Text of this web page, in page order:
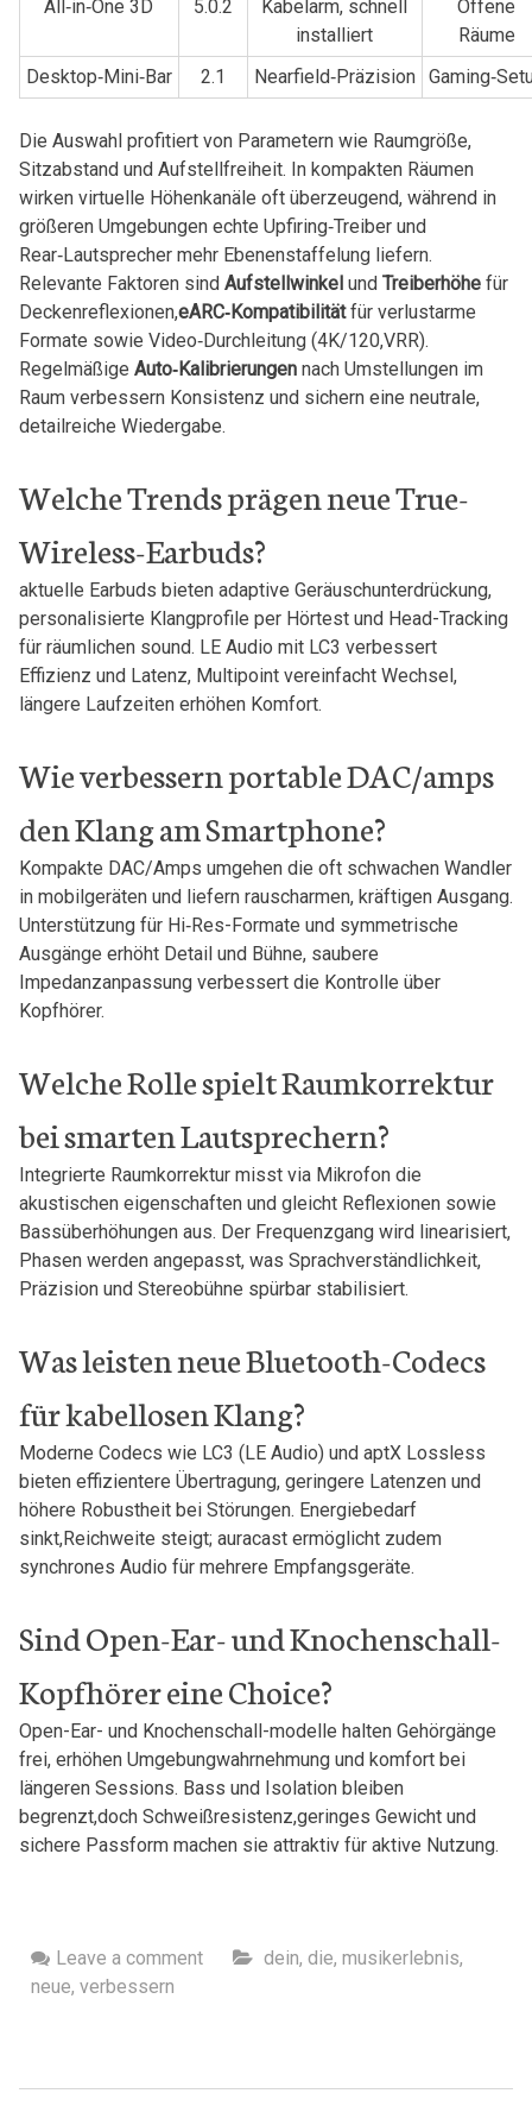
All‑in‑One 3D 5.0.2
Kabelarm, schnell⁢
installiert
Offene
‌Räume
Desktop‑Mini‑Bar
2.1 Nearfield‑Präzision
Die Auswahl profitiert von‌ Parametern ‌wie Raumgröße,
Sitzabstand ⁤und Aufstellfreiheit. In kompakten Räumen
wirken virtuelle ‍Höhenkanäle oft überzeugend, während in
größeren Umgebungen echte ⁢Upfiring‑Treiber und‍
Rear‑Lautsprecher mehr Ebenenstaffelung ⁤liefern.
Relevante⁣ Faktoren sind Aufstellwinkelund Treiberhöhefür
Deckenreflexionen,eARC‑Kompatibilität⁢für verlustarme
‌Formate sowie Video‑Durchleitung (4K/120,VRR).
Regelmäßige Auto‑Kalibrierungen‌nach Umstellungen im
Raum verbessern Konsistenz und sichern eine neutrale,
detailreiche‌ Wiedergabe.
Welche Trends prägen ⁢neue True-
Wireless-Earbuds?
aktuelle⁢ Earbuds bieten adaptive⁤ Geräuschunterdrückung,
personalisierte Klangprofile per Hörtest ​und Head-Tracking
für räumlichen sound. LE Audio mit LC3 verbessert‍
Effizienz‍ und Latenz, ‍Multipoint vereinfacht ⁤Wechsel,
längere Laufzeiten erhöhen‍ Komfort.
Wie verbessern⁣ portable DAC/amps
den Klang am Smartphone?
Kompakte DAC/Amps ‌umgehen die​ oft schwachen Wandler
in mobilgeräten​ und⁣ liefern rauscharmen, kräftigen Ausgang.
Unterstützung für Hi‑Res-Formate und symmetrische
Ausgänge erhöht⁢ Detail und Bühne, saubere⁣
Impedanzanpassung ​verbessert die Kontrolle über
Kopfhörer.
Welche Rolle spielt Raumkorrektur
bei smarten Lautsprechern?
Integrierte Raumkorrektur ⁣misst via Mikrofon⁤ die
akustischen eigenschaften und ⁣gleicht Reflexionen sowie
Bassüberhöhungen aus. ‍Der ⁢Frequenzgang wird linearisiert,
Phasen werden angepasst, was Sprachverständlichkeit,
Präzision und Stereobühne spürbar ‍stabilisiert.
Was leisten neue ​Bluetooth-Codecs‌
für kabellosen Klang?
Moderne Codecs wie LC3⁤ (LE Audio) und aptX Lossless
bieten effizientere Übertragung, geringere Latenzen und⁣
höhere Robustheit ‌bei Störungen. Energiebedarf
sinkt,Reichweite steigt; auracast ermöglicht zudem
synchrones Audio für mehrere⁤ Empfangsgeräte.
Sind Open-Ear- und Knochenschall-
Kopfhörer ⁢eine Choice?
Open-Ear- und⁣ Knochenschall-modelle halten Gehörgänge
frei, erhöhen ‍Umgebungwahrnehmung ⁣und komfort ​bei
längeren ‌Sessions. Bass und ⁤Isolation bleiben
‌begrenzt,doch Schweißresistenz,geringes Gewicht und
sichere Passform machen sie attraktiv für aktive Nutzung.
Leave a comment dein, die, musikerlebnis,
neue, verbessern